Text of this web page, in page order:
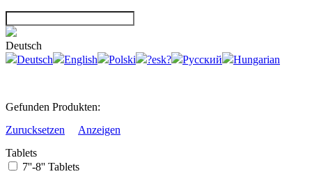
Deutsch
Deutsch
English Polski ?esk? Русский Hungarian
Gefunden Produkten:
Zurucksetzen
Anzeigen
Tablets
7''-8'' Tablets